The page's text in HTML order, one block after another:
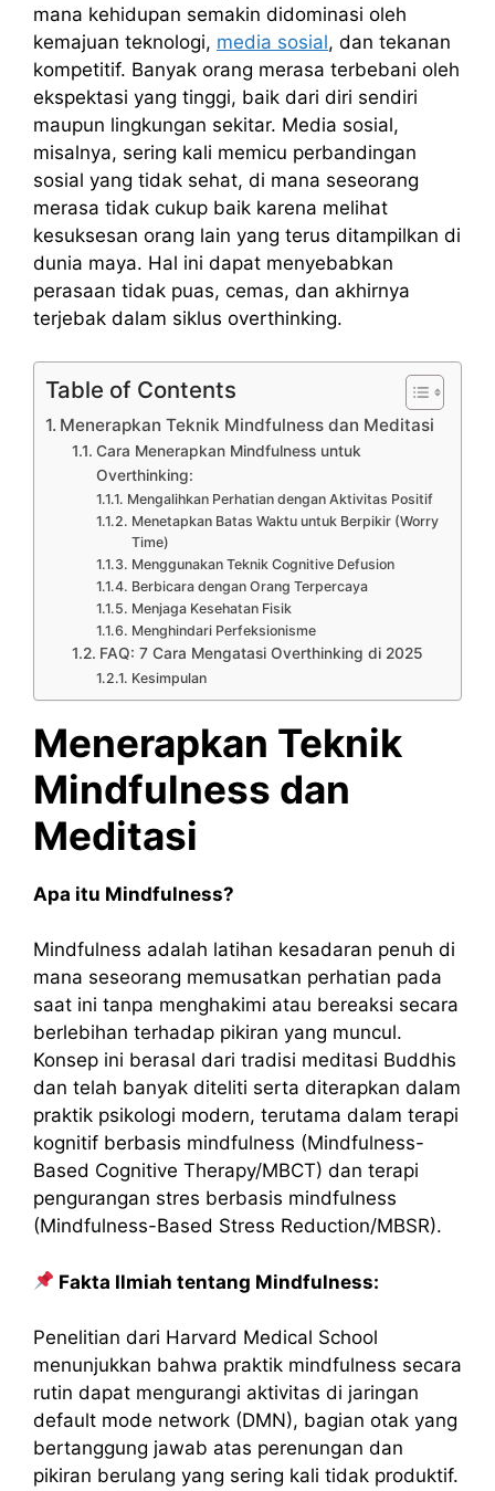
mana kehidupan semakin didominasi oleh
kemajuan teknologi, media sosial, dan tekanan
kompetitif. Banyak orang merasa terbebani oleh
ekspektasi yang tinggi, baik dari diri sendiri
maupun lingkungan sekitar. Media sosial,
misalnya, sering kali memicu perbandingan
sosial yang tidak sehat, di mana seseorang
merasa tidak cukup baik karena melihat
kesuksesan orang lain yang terus ditampilkan di
dunia maya. Hal ini dapat menyebabkan
perasaan tidak puas, cemas, dan akhirnya
terjebak dalam siklus overthinking.
Table of Contents
Menerapkan Teknik Mindfulness dan Meditasi
Cara Menerapkan Mindfulness untuk
Overthinking:
Mengalihkan Perhatian dengan Aktivitas Positif
Menetapkan Batas Waktu untuk Berpikir (Worry
Time)
Menggunakan Teknik Cognitive Defusion
Berbicara dengan Orang Terpercaya
Menjaga Kesehatan Fisik
Menghindari Perfeksionisme
FAQ: 7 Cara Mengatasi Overthinking di 2025
Kesimpulan
Menerapkan Teknik
Mindfulness dan
Meditasi
Apa itu Mindfulness?
Mindfulness adalah latihan kesadaran penuh di
mana seseorang memusatkan perhatian pada
saat ini tanpa menghakimi atau bereaksi secara
berlebihan terhadap pikiran yang muncul.
Konsep ini berasal dari tradisi meditasi Buddhis
dan telah banyak diteliti serta diterapkan dalam
praktik psikologi modern, terutama dalam terapi
kognitif berbasis mindfulness (Mindfulness-
Based Cognitive Therapy/MBCT) dan terapi
pengurangan stres berbasis mindfulness
(Mindfulness-Based Stress Reduction/MBSR).
Fakta Ilmiah tentang Mindfulness:
Penelitian dari Harvard Medical School
menunjukkan bahwa praktik mindfulness secara
rutin dapat mengurangi aktivitas di jaringan
default mode network (DMN), bagian otak yang
bertanggung jawab atas perenungan dan
pikiran berulang yang sering kali tidak produktif.